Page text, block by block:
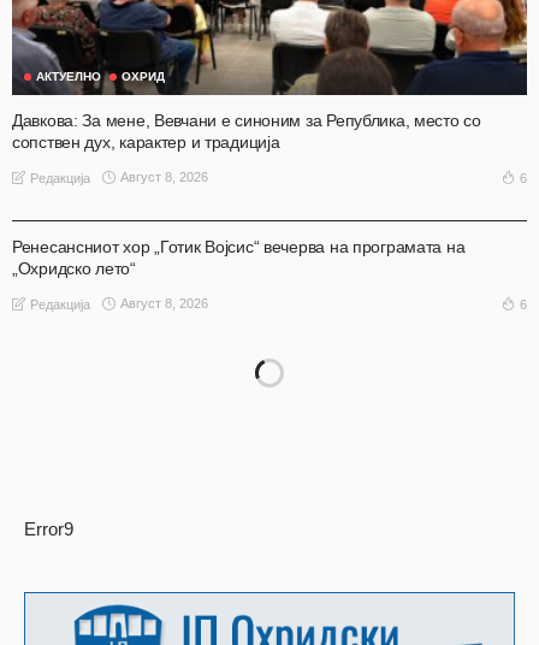
АКТУЕЛНО ОХРИД
Давкова: За мене, Вевчани е синоним за Република, место со
сопствен дух, карактер и традиција
Редакција Август 8, 2026 6
Ренесансниот хор „Готик Војсис“ вечерва на програмата на
„Охридско лето“
Редакција Август 8, 2026 6
Error9